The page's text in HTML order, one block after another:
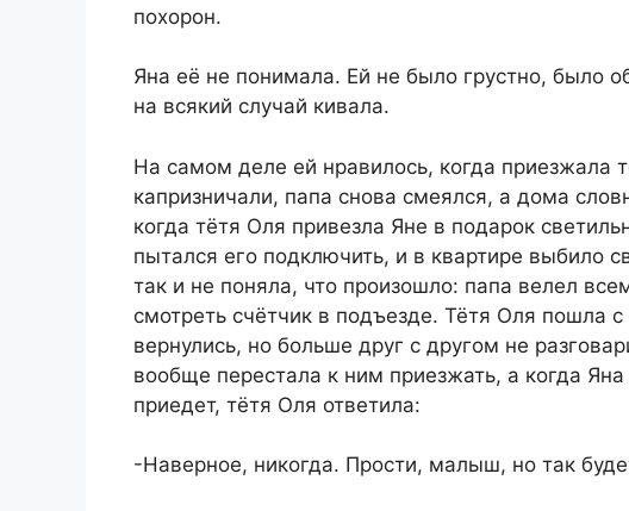
похорон.
Яна её не понимала. Ей не было грустно, было
на всякий случай кивала.
На самом деле ей нравилось, когда приезжала
капризничали, папа снова смеялся, а дома
когда тётя Оля привезла Яне в подарок
пытался его подключить, и в квартире выбило
так и не поняла, что произошло: папа велел
смотреть счётчик в подъезде. Тётя Оля пошла
вернулись, но больше друг с другом не
вообще перестала к ним приезжать, а когда
приедет, тётя Оля ответила:
-Наверное, никогда. Прости, малыш, но так